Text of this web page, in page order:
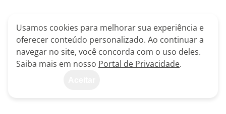
Usamos cookies para melhorar sua experiência e
oferecer conteúdo personalizado. Ao continuar a
navegar no site, você concorda com o uso deles.
Saiba mais em nosso Portal de Privacidade.